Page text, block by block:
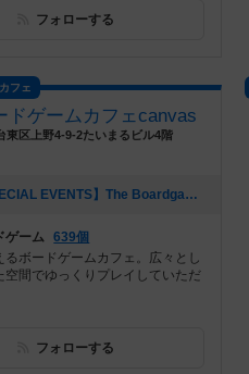
フォローする
フェ
ドゲームカフェcanvas
東区上野4-9-2たいまるビル4階
[NEW] 【SPECIAL EVENTS】The Boardgame Partyレポート｜canvas Girl's Day｜2026/7/24（2026年07月25日 22時12分）
ゲーム 639個
るボードゲームカフェ。広々とし
空間でゆっくりプレイしていただ
フォローする